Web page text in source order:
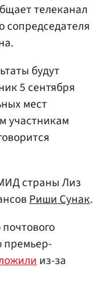
телеканал
сопредседателя
будут
5 сентября
мест
участникам
страны Лиз
Риши Сунак.
премьер-
из-за